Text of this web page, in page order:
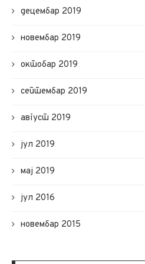
децембар 2019
новембар 2019
октобар 2019
септембар 2019
август 2019
јул 2019
мај 2019
јул 2016
новембар 2015